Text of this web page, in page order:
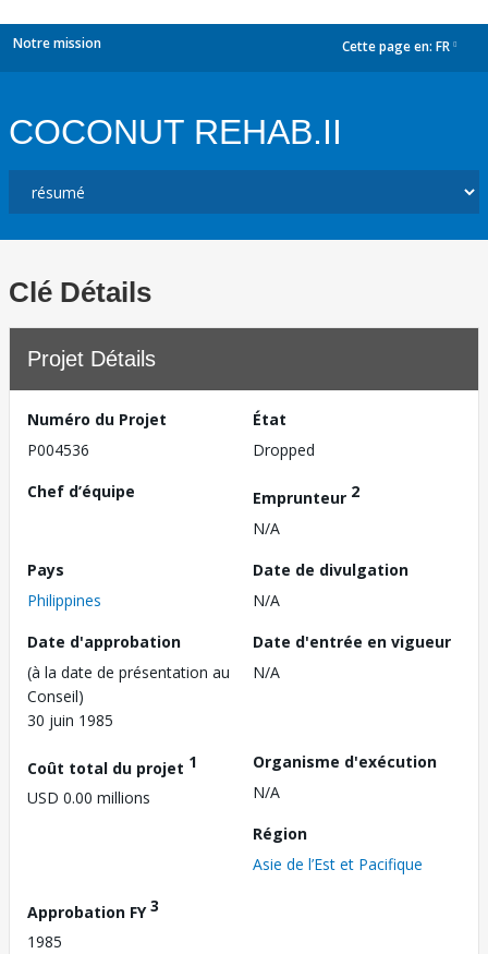
Notre mission Cette page en: FR
COCONUT REHAB.II
Clé Détails
Projet Détails
Numéro du Projet
P004536
État
Dropped
Chef d’équipe
Emprunteur 2
N/A
Pays
Philippines
Date de divulgation
N/A
Date d'approbation
(à la date de présentation au
Conseil)
30 juin 1985
Date d'entrée en vigueur
N/A
Coût total du projet 1
USD 0.00 millions
Organisme d'exécution
N/A
Région
Asie de l’Est et Pacifique
Approbation FY3
1985